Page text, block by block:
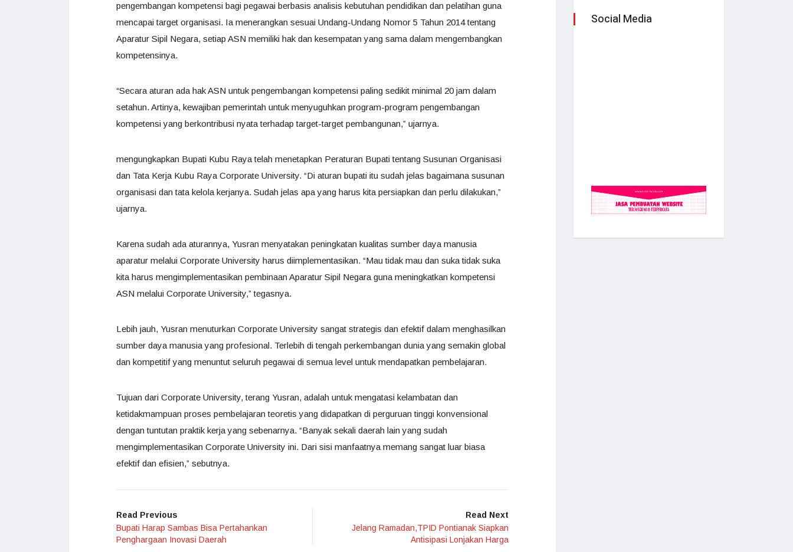
pengembangan kompetensi bagi pegawai berbasis analisis kebutuhan pendidikan dan pelatihan guna
mencapai target organisasi. Ia menerangkan sesuai Undang-Undang Nomor 5 Tahun 2014 tentang
Aparatur Sipil Negara, setiap ASN memiliki hak dan kesempatan yang sama dalam mengembangkan
kompetensinya.
“Secara aturan ada hak ASN untuk pengembangan kompetensi paling sedikit minimal 20 jam dalam
setahun. Artinya, kewajiban pemerintah untuk menyuguhkan program-program pengembangan
kompetensi yang berkontribusi nyata terhadap target-target pembangunan,” ujarnya.
mengungkapkan Bupati Kubu Raya telah menetapkan Peraturan Bupati tentang Susunan Organisasi
dan Tata Kerja Kubu Raya Corporate University. “Di aturan bupati itu sudah jelas bagaimana susunan
organisasi dan tata kelola kerjanya. Sudah jelas apa yang harus kita persiapkan dan perlu dilakukan,”
ujarnya.
Karena sudah ada aturannya, Yusran menyatakan peningkatan kualitas sumber daya manusia
aparatur melalui Corporate University harus diimplementasikan. “Mau tidak mau dan suka tidak suka
kita harus mengimplementasikan pembinaan Aparatur Sipil Negara guna meningkatkan kompetensi
ASN melalui Corporate University,” tegasnya.
Lebih jauh, Yusran menuturkan Corporate University sangat strategis dan efektif dalam menghasilkan
sumber daya manusia yang profesional. Terlebih di tengah perkembangan dunia yang semakin global
dan kompetitif yang menuntut seluruh pegawai di semua level untuk mendapatkan pembelajaran.
Tujuan dari Corporate University, terang Yusran, adalah untuk mengatasi kelambatan dan
ketidakmampuan proses pembelajaran teoretis yang didapatkan di perguruan tinggi konvensional
dengan tuntutan praktik kerja yang sebenarnya. “Banyak sekali daerah lain yang sudah
mengimplementasikan Corporate University ini. Dari sisi manfaatnya memang sangat luar biasa
efektif dan efisien,” sebutnya.
Read Previous
Bupati Harap Sambas Bisa Pertahankan
Penghargaan Inovasi Daerah
Read Next
Jelang Ramadan,TPID Pontianak Siapkan
Antisipasi Lonjakan Harga
Social Media